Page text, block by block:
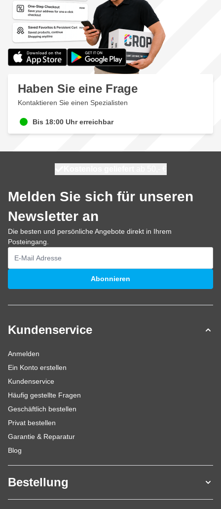
Haben Sie eine Frage
Kontaktieren Sie einen Spezialisten
Bis 18:00 Uhr erreichbar
Melden Sie sich für unseren
Newsletter an
Die besten und persönliche Angebote direkt in Ihrem
Posteingang.
E-Mailadresse
Abonnieren
Kundenservice
Anmelden
Ein Konto erstellen
Kundenservice
Häufig gestellte Fragen
Geschäftlich bestellen
Privat bestellen
Garantie & Reparatur
Blog
Bestellung